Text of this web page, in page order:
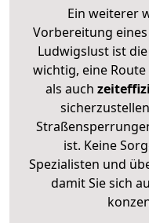
Ein weiterer
Vorbereitung
Ludwigslust ist die
wichtig, eine
als auch
ist. Keine
Spezialisten und
damit Sie sich